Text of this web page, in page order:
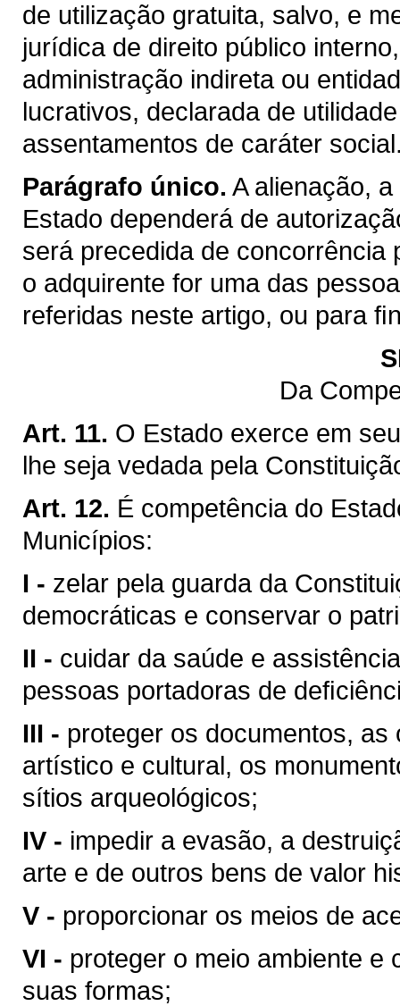
de utilização gratuita, salvo, e
jurídica de direito público
administração indireta ou
lucrativos, declarada de
assentamentos de caráter
Parágrafo único. A alienação,
Estado dependerá de
será precedida de concorrência
o adquirente for uma das
referidas neste artigo, ou para
Da
Art. 11. O Estado exerce em
lhe seja vedada pela
Art. 12. É competência do
Municípios:
I - zelar pela guarda da
democráticas e conservar o
II - cuidar da saúde e
pessoas portadoras de
III - proteger os documentos,
artístico e cultural, os
sítios arqueológicos;
IV - impedir a evasão, a
arte e de outros bens de valor
V - proporcionar os meios de
VI - proteger o meio ambiente e
suas formas;